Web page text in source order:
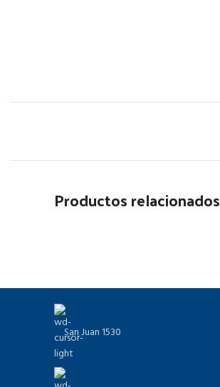
Productos relacionados
San Juan 1530